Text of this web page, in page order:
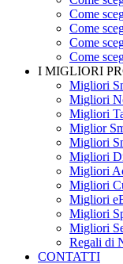
Come
Come
Come
Come
I MIGLIORI
Migliori
Migliori
Migliori
Miglior
Migliori
Migliori
Migliori
Migliori
Migliori
Migliori
Migliori
Regali di
CONTATTI